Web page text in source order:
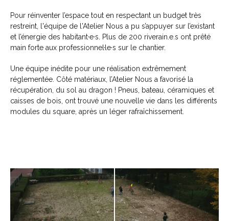
Pour réinventer l’espace tout en respectant un budget très
restreint, l'équipe de l'Atelier Nous a pu s’appuyer sur l’existant
et l’énergie des habitant·e·s. Plus de 200 riverain.e.s ont prêté
main forte aux professionnel·le·s sur le chantier.
Une équipe inédite pour une réalisation extrêmement
réglementée. Côté matériaux, l’Atelier Nous a favorisé la
récupération, du sol au dragon ! Pneus, bateau, céramiques et
caisses de bois, ont trouvé une nouvelle vie dans les différents
modules du square, après un léger rafraîchissement.